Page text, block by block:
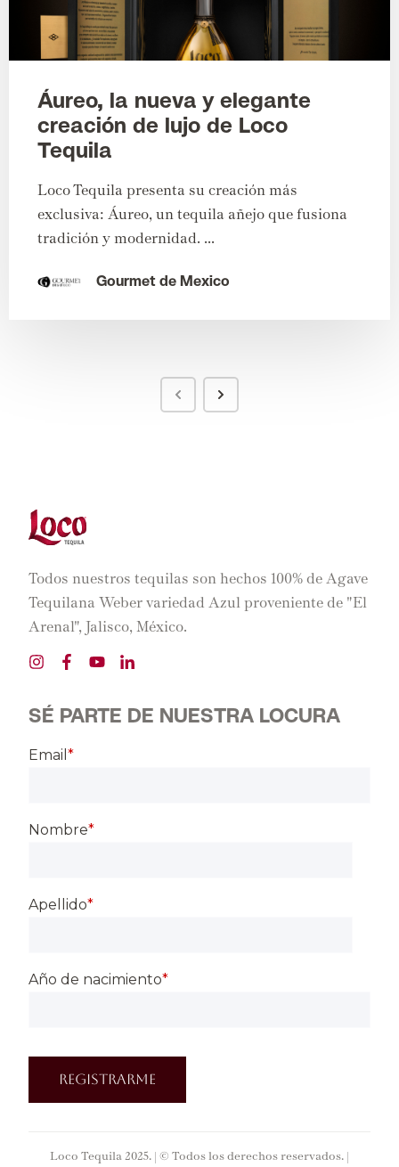
Áureo, la nueva y elegante
creación de lujo de Loco
Tequila
Loco Tequila presenta su creación más
exclusiva: Áureo, un tequila añejo que fusiona
tradición y modernidad. ...
Gourmet de Mexico
Todos nuestros tequilas son hechos 100% de Agave
Tequilana Weber variedad Azul proveniente de "El
Arenal", Jalisco, México.
SÉ PARTE DE NUESTRA LOCURA
Email*
Nombre*
Apellido*
Año de nacimiento*
Loco Tequila 2025. | © Todos los derechos reservados. |